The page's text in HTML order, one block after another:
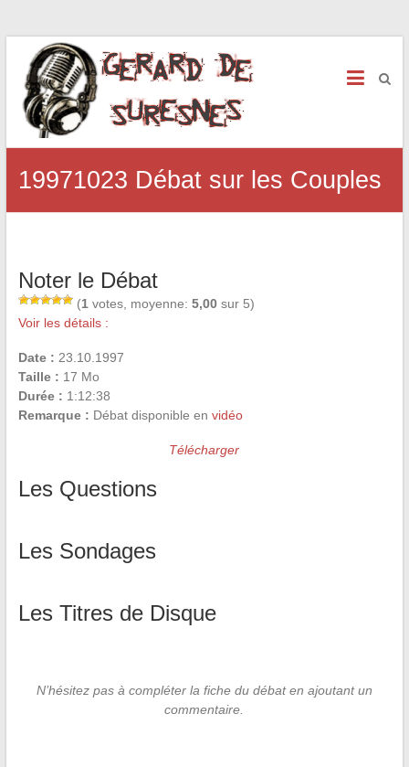
19971023 Débat sur les Couples
Noter le Débat
(1 votes, moyenne: 5,00sur 5)
Voir les détails :
Date : 23.10.1997
Taille : 17 Mo
Durée : 1:12:38
Remarque : Débat disponible en vidéo
Télécharger
Les Questions
Les Sondages
Les Titres de Disque
N’hésitez pas à compléter la fiche du débat en ajoutant un
commentaire.